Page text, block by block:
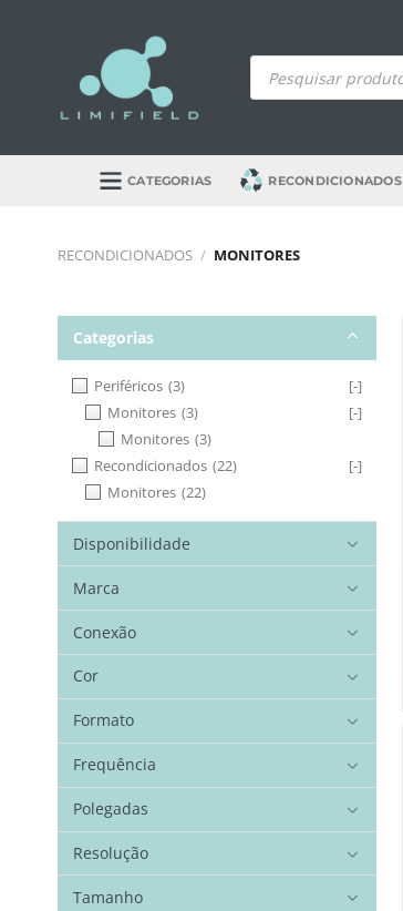
Products
search
CATEGORIAS RECONDICIONADOS
RECONDICIONADOS / MONITORES
Categorias
Periféricos (3)
[-]
Monitores (3)
[-]
Monitores (3)
Recondicionados (22)
[-]
Monitores (22)
Disponibilidade
Marca
Conexão
Cor
Formato
Frequência
Polegadas
Resolução
Tamanho